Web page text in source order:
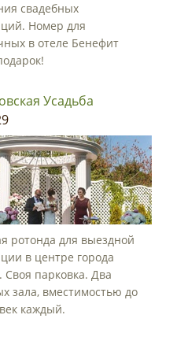
свадебных
Номер для
в отеле Бенефит
Усадьба
ротонда для выездной
в центре города
Своя парковка. Два
зала, вместимостью до
каждый.